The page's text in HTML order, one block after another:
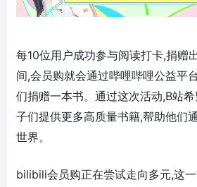
每10位用户成功参与阅读打卡,捐赠
间,会员购就会通过哔哩哔哩公益平
们捐赠一本书。通过这次活动,B站
子们提供更多高质量书籍,帮助他们
世界。
bilibili会员购正在尝试走向多元,这